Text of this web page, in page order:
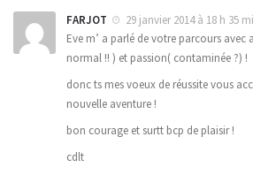
FARJOT
29 janvier 2014 à 18 h 35
Eve m’ a parlé de votre parcours
normal !! ) et passion( contaminée ?) !
donc ts mes voeux de réussite vous
nouvelle aventure !
bon courage et surtt bcp de plaisir !
cdlt